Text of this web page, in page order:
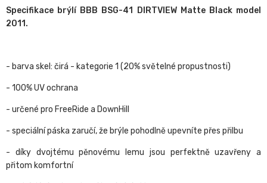
Specifikace brýlí BBB BSG-41 DIRTVIEW Matte Black model
2011.
- barva skel: čirá - kategorie 1 (20% světelné propustnosti)
- 100% UV ochrana
- určené pro FreeRide a DownHill
- speciální páska zaručí, že brýle pohodlně upevníte přes přilbu
- díky dvojtému pěnovému lemu jsou perfektně uzavřeny a
přitom komfortní